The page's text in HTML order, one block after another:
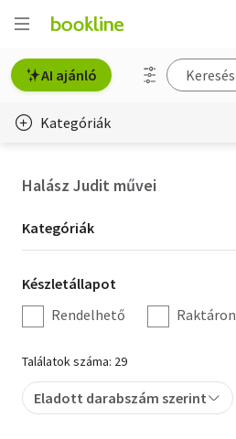
AI ajánló
Kategóriák
Hobbi, szabadidő
Irodalom
Művészet
Szakkönyv
Halász Judit művei
Kategória
szűrés
Kategóriák
Készletállapot
szűrés
Készletállapot
Rendelhető
Raktáron
Találatok száma: 29
Eladott darabszám szerint